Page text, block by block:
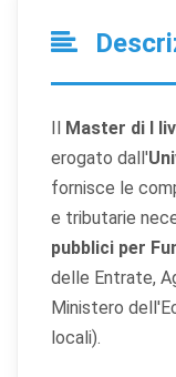
Il Master di I
erogato dall'
fornisce le
e tributarie
pubblici per
delle Entrate,
Ministero
locali).